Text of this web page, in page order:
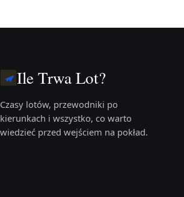
Ile Trwa Lot?
Czasy lotów, przewodniki po
kierunkach i wszystko, co warto
wiedzieć przed wejściem na pokład.